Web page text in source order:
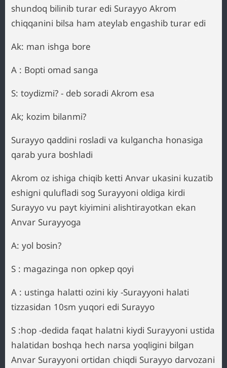
shundoq bilinib turar edi Surayyo Akrom
chiqqanini bilsa ham ateylab engashib turar edi
Ak: man ishga bore
A : Bopti omad sanga
S: toydizmi? - deb soradi Akrom esa
Ak; kozim bilanmi?
Surayyo qaddini rosladi va kulgancha honasiga
qarab yura boshladi
Akrom oz ishiga chiqib ketti Anvar ukasini kuzatib
eshigni qulufladi sog Surayyoni oldiga kirdi
Surayyo vu payt kiyimini alishtirayotkan ekan
Anvar Surayyoga
A: yol bosin?
S : magazinga non opkep qoyi
A : ustinga halatti ozini kiy -Surayyoni halati
tizzasidan 10sm yuqori edi Surayyo
S :hop -dedida faqat halatni kiydi Surayyoni ustida
halatidan boshqa hech narsa yoqligini bilgan
Anvar Surayyoni ortidan chiqdi Surayyo darvozani